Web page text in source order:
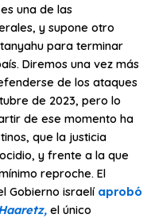
una de las
y supone otro
para terminar
Diremos una vez más
de los ataques
de 2023, pero lo
de ese momento ha
que la justicia
y frente a la que
reproche. El
Gobierno israelí aprobó
el único